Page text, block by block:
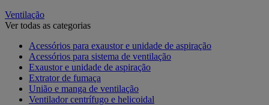
Ventilação
Ver todas as categorias
Acessórios para exaustor e unidade de aspiração
Acessórios para sistema de ventilação
Exaustor e unidade de aspiração
Extrator de fumaça
União e manga de ventilação
Ventilador centrífugo e helicoidal